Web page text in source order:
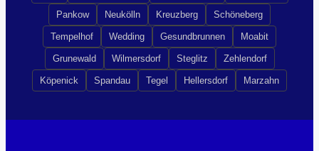
Pankow Neukölln Kreuzberg Schöneberg
Tempelhof Wedding Gesundbrunnen Moabit
Grunewald Wilmersdorf Steglitz Zehlendorf
Köpenick Spandau Tegel Hellersdorf Marzahn